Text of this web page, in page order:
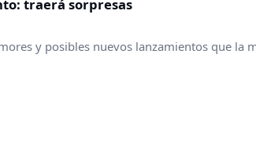
traerá sorpresas
y posibles nuevos lanzamientos que la